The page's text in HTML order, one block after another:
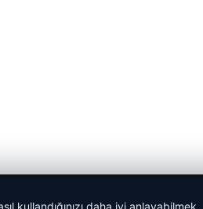
kullandığınızı daha iyi